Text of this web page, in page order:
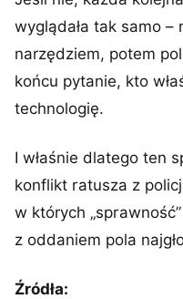
wyglądała tak samo –
narzędziem, potem
końcu pytanie, kto
technologię.
I właśnie dlatego ten
konflikt ratusza z
w których
z oddaniem pola
Źródła: